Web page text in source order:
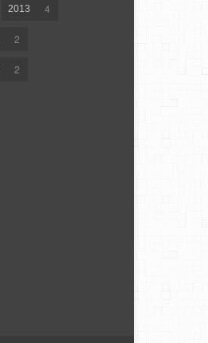
2013 4
2
2